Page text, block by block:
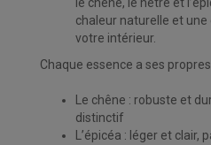
le chêne, le hêtre et
chaleur naturelle et
votre intérieur.
Chaque essence a ses
Le chêne : robuste et durable, avec un veinage
distinctif
L’épicéa : léger et clair, parfait pour un style